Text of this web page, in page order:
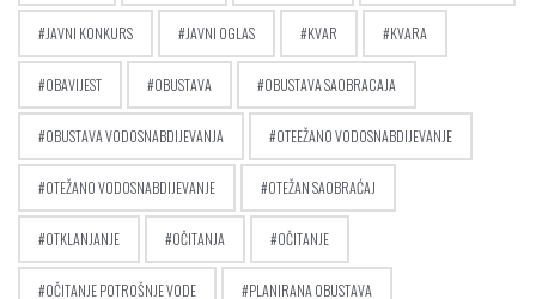
JAVNI KONKURS JAVNI OGLAS KVAR KVARA
OBAVIJEST OBUSTAVA OBUSTAVA SAOBRACAJA
OBUSTAVA VODOSNABDIJEVANJA OTEEŽANO VODOSNABDIJEVANJE
OTEŽANO VODOSNABDIJEVANJE OTEŽAN SAOBRAĆAJ
OTKLANJANJE OČITANJA OČITANJE
OČITANJE POTROŠNJE VODE PLANIRANA OBUSTAVA